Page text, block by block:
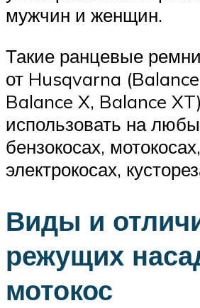
мужчин и женщин.
Такие ранцевые
от Husqvarna
Balance X, Balance
использовать на
бензокосах, мотокосах,
электрокосах,
Виды и
режущих
мотокос